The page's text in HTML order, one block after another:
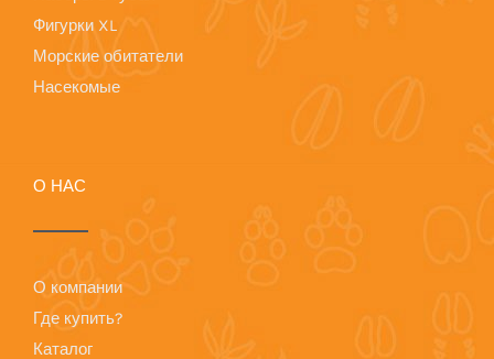
Фигурки XL
Морские обитатели
Насекомые
О НАС
О компании
Где купить?
Каталог